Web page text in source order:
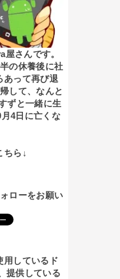
さんです。
の休養後に社
あって再び退
して、なんと
ずと一緒に生
4日に亡くな
ちら↓
ローをお願い
しているド
提供している